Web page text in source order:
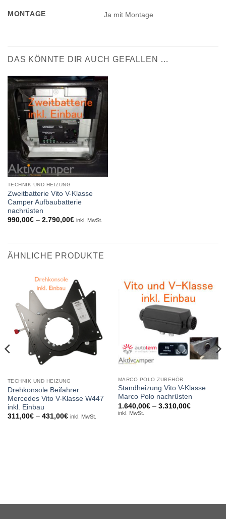
MONTAGE Ja mit Montage
DAS KÖNNTE DIR AUCH GEFALLEN …
TECHNIK UND HEIZUNG
Zweitbatterie Vito V-Klasse
Camper Aufbaubatterie
nachrüsten
990,00€ – 2.790,00€Preisspanne:
inkl. MwSt.
ÄHNLICHE PRODUKTE
TECHNIK UND HEIZUNG
Drehkonsole Beifahrer
Mercedes Vito V-Klasse W447
inkl. Einbau
311,00€ – 431,00€Preisspanne:
inkl. MwSt.
MARCO POLO ZUBEHÖR
Standheizung Vito V-Klasse
Marco Polo nachrüsten
1.640,00€ – 3.310,00€
inkl. MwSt.